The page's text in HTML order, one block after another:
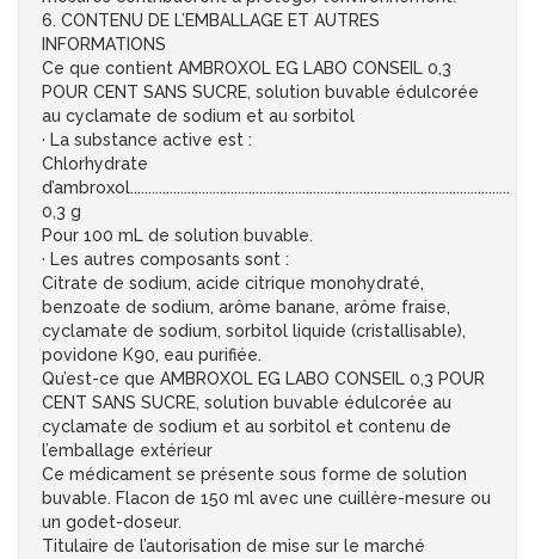
6. CONTENU DE L’EMBALLAGE ET AUTRES
INFORMATIONS
Ce que contient AMBROXOL EG LABO CONSEIL 0,3
POUR CENT SANS SUCRE, solution buvable édulcorée
au cyclamate de sodium et au sorbitol
· La substance active est :
Chlorhydrate
d’ambroxol..........................................................................................................
0,3 g
Pour 100 mL de solution buvable.
· Les autres composants sont :
Citrate de sodium, acide citrique monohydraté,
benzoate de sodium, arôme banane, arôme fraise,
cyclamate de sodium, sorbitol liquide (cristallisable),
povidone K90, eau purifiée.
Qu’est-ce que AMBROXOL EG LABO CONSEIL 0,3 POUR
CENT SANS SUCRE, solution buvable édulcorée au
cyclamate de sodium et au sorbitol et contenu de
l’emballage extérieur
Ce médicament se présente sous forme de solution
buvable. Flacon de 150 ml avec une cuillère-mesure ou
un godet-doseur.
Titulaire de l’autorisation de mise sur le marché